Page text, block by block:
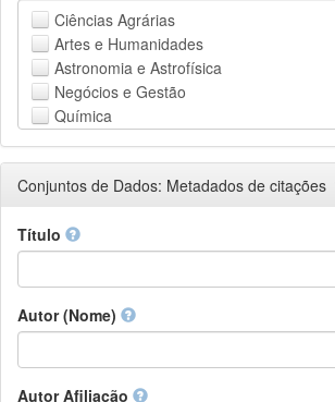
Ciências Agrárias
Artes e Humanidades
Astronomia e Astrofísica
Negócios e Gestão
Química
Ciências da Terra e do meio ambiente
Engenharia
Ciências matemáticas
Física
Ciências Sociais
Outros
Conjuntos de Dados: Metadados de citações
Título
Autor (Nome)
Autor Afiliação